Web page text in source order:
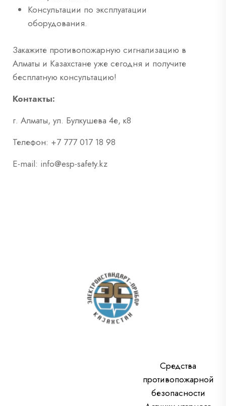
Консультации по эксплуатации
оборудования.
Закажите противопожарную сигнализацию в
Алматы и Казахстане уже сегодня и получите
бесплатную консультацию!
Контакты:
г. Алматы, ул. Булкушева 4е, к8
Телефон: +7 777 017 18 98
E-mail: info@esp-safety.kz
Средства
противопожарной
безопасности